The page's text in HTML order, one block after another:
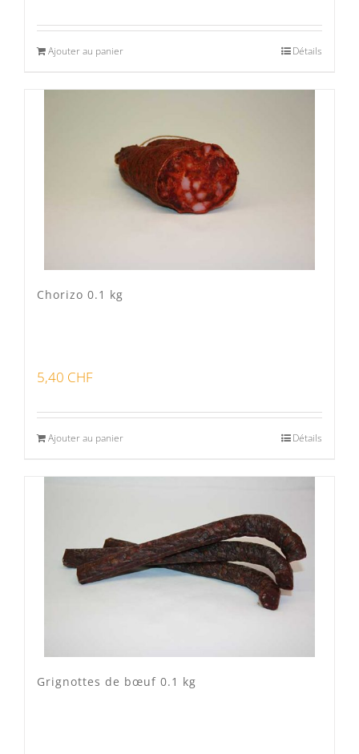
Ajouter au panier Détails
Chorizo 0.1 kg
5,40 CHF
Ajouter au panier Détails
Grignottes de bœuf 0.1 kg